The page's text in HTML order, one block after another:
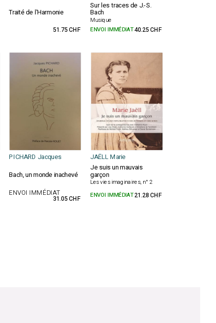
Traité de l'Harmonie
Sur les traces de J.-S.
Bach
Musique
51.75 CHF ENVOI IMMÉDIAT40.25 CHF
PICHARD Jacques JAËLL Marie
Bach, un monde inachevé
Je suis un mauvais
garçon
Les vies imaginaires, n° 2
ENVOI IMMÉDIAT
31.05 CHF ENVOI IMMÉDIAT21.28 CHF